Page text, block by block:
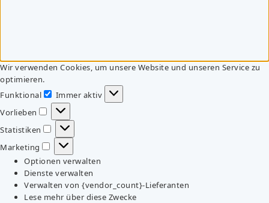
Wir verwenden Cookies, um unsere Website und unseren Service zu
optimieren.
Funktional
Funktional
Immer aktiv
Vorlieben
Vorlieben
Statistiken
Statistiken
Marketing
Marketing
Optionen verwalten
Dienste verwalten
Verwalten von {vendor_count}-Lieferanten
Lese mehr über diese Zwecke